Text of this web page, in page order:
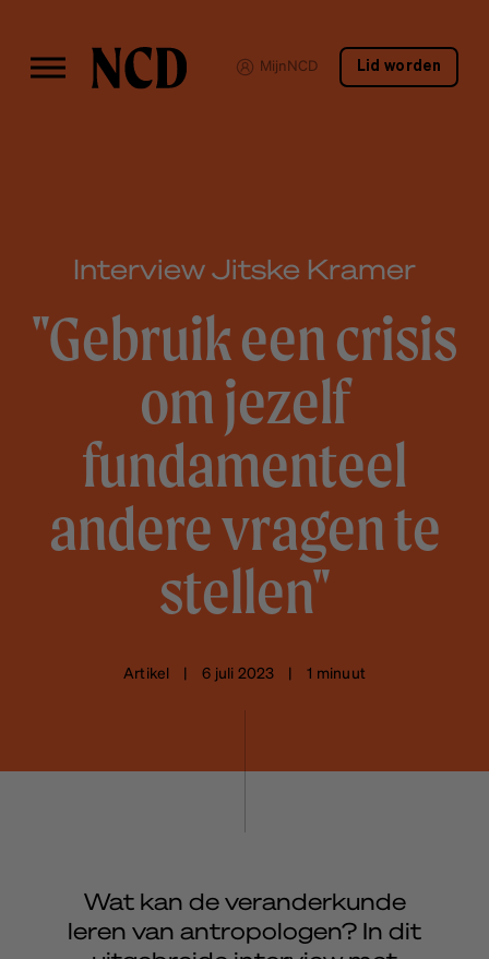
MijnNCD Lid worden
Interview Jitske Kramer
"Gebruik een crisis
om jezelf
fundamenteel
andere vragen te
stellen"
Artikel | 6 juli 2023 | 1 minuut
Wat kan de veranderkunde
leren van antropologen? In dit